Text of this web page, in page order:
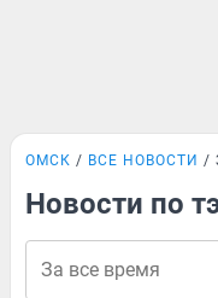
ОМСК ВСЕ НОВОСТИ
Новости по